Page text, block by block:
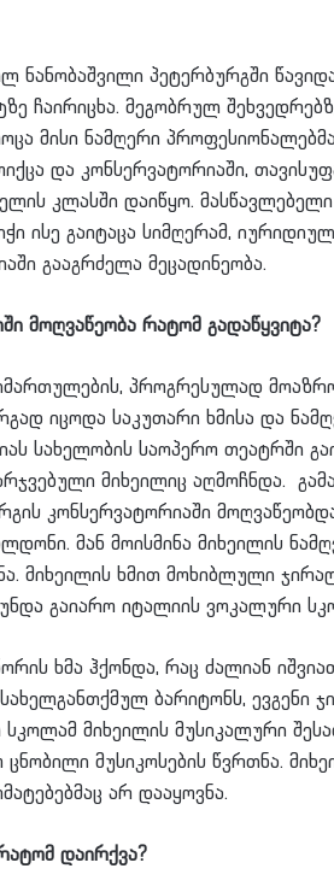
ნანობაშვილი პეტერბურგში
ჩაირიცხა. მეგობრულ
მისი ნამღერი პროფესიონალებმა
და კონსერვატორიაში,
კლასში დაიწყო.
ისე გაიტაცა სიმღერამ,
გააგრძელა მეცადინეობა.
მოღვაწეობა რატომ გადაწყვიტა?
პროგრესულად
იცოდა საკუთარი ხმისა და
სახელობის საოპერო თეატრში
მიხეილიც აღმოჩნდა.
კონსერვატორიაში
მან მოისმინა მიხეილის
მიხეილის ხმით მოხიბლული
გაიარო იტალიის ვოკალური
ხმა ჰქონდა, რაც ძალიან
ბარიტონს, ევგენი
მიხეილის მუსიკალური
ცნობილი მუსიკოსების წვრთნა.
არ დააყოვნა.
დაირქვა?